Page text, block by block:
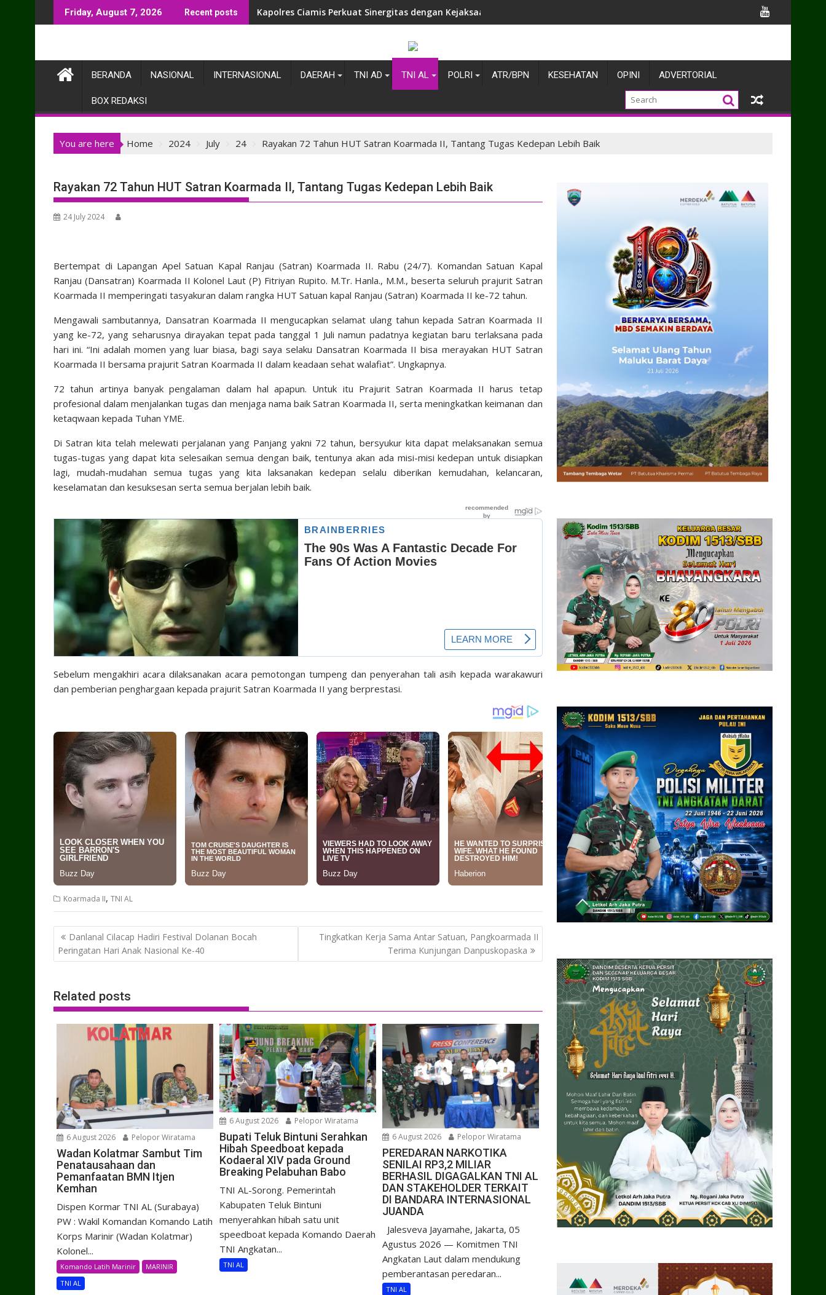
to
Friday, August 7, 2026 Recent posts Awali Tugas di Ciamis, AKBP Eko Iskandar Sambangi Kantor IPJI Perkuat Sinergi dengan Pers
BERANDA NASIONAL INTERNASIONAL DAERAH TNI AD TNI AL POLRI ATR/BPN KESEHATAN OPINI ADVERTORIAL
BOX REDAKSI
You are here Home 2024 July 24 Rayakan 72 Tahun HUT Satran Koarmada II, Tantang Tugas Kedepan Lebih Baik
Rayakan 72 Tahun HUT Satran Koarmada II, Tantang Tugas Kedepan Lebih Baik
24 July 2024
Bertempat di Lapangan Apel Satuan Kapal Ranjau (Satran) Koarmada II. Rabu (24/7). Komandan Satuan Kapal
Ranjau (Dansatran) Koarmada II Kolonel Laut (P) Fitriyan Rupito. M.Tr. Hanla., M.M., beserta seluruh prajurit Satran
Koarmada II memperingati tasyakuran dalam rangka HUT Satuan kapal Ranjau (Satran) Koarmada II ke-72 tahun.
Mengawali sambutannya, Dansatran Koarmada II mengucapkan selamat ulang tahun kepada Satran Koarmada II
yang ke-72, yang seharusnya dirayakan tepat pada tanggal 1 Juli namun padatnya kegiatan baru terlaksana pada
hari ini. “Ini adalah momen yang luar biasa, bagi saya selaku Dansatran Koarmada II bisa merayakan HUT Satran
Koarmada II bersama prajurit Satran Koarmada II dalam keadaan sehat walafiat”. Ungkapnya.
72 tahun artinya banyak pengalaman dalam hal apapun. Untuk itu Prajurit Satran Koarmada II harus tetap
profesional dalam menjalankan tugas dan menjaga nama baik Satran Koarmada II, serta meningkatkan keimanan dan
ketaqwaan kepada Tuhan YME.
Di Satran kita telah melewati perjalanan yang Panjang yakni 72 tahun, bersyukur kita dapat melaksanakan semua
tugas-tugas yang dapat kita selesaikan semua dengan baik, tentunya akan ada misi-misi kedepan untuk disiapkan
lagi, mudah-mudahan semua tugas yang kita laksanakan kedepan selalu diberikan kemudahan, kelancaran,
keselamatan dan kesuksesan serta semua berjalan lebih baik.
Sebelum mengakhiri acara dilaksanakan acara pemotongan tumpeng dan penyerahan tali asih kepada warakawuri
dan pemberian penghargaan kepada prajurit Satran Koarmada II yang berprestasi.
Koarmada II, TNI AL
Post
navigation
Danlanal Cilacap Hadiri Festival Dolanan Bocah
Peringatan Hari Anak Nasional Ke-40
Tingkatkan Kerja Sama Antar Satuan, Pangkoarmada II
Terima Kunjungan Danpuskopaska
Related posts
6 August 2026 Pelopor Wiratama
Wadan Kolatmar Sambut Tim
Penatausahaan dan
Pemanfaatan BMN Itjen
Kemhan
Dispen Kormar TNI AL (Surabaya)
PW : Wakil Komandan Komando Latih
Korps Marinir (Wadan Kolatmar)
Kolonel...
Komando Latih Marinir
MARINIR
TNI AL
6 August 2026 Pelopor Wiratama
Bupati Teluk Bintuni Serahkan
Hibah Speedboat kepada
Kodaeral XIV pada Ground
Breaking Pelabuhan Babo
TNI AL-Sorong. Pemerintah
Kabupaten Teluk Bintuni
menyerahkan hibah satu unit
speedboat kepada Komando Daerah
TNI Angkatan...
TNI AL
6 August 2026 Pelopor Wiratama
PEREDARAN NARKOTIKA
SENILAI RP3,2 MILIAR
BERHASIL DIGAGALKAN TNI AL
DAN STAKEHOLDER TERKAIT
DI BANDARA INTERNASIONAL
JUANDA
Jalesveva Jayamahe, Jakarta, 05
Agustus 2026 — Komitmen TNI
Angkatan Laut dalam mendukung
pemberantasan peredaran...
TNI AL